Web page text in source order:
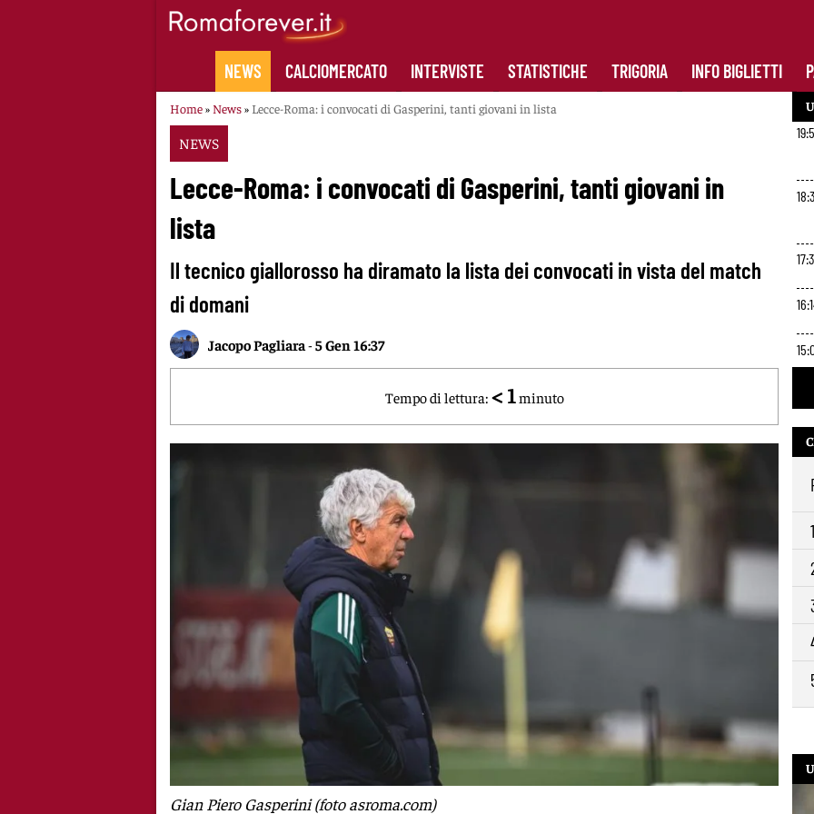
NEWS CALCIOMERCATO INTERVISTE STATISTICHE TRIGORIA INFO BIGLIETTI
Home» News» Lecce-Roma: i convocati di Gasperini, tanti giovani in lista
NEWS
Lecce-Roma: i convocati di Gasperini, tanti giovani in
lista
Il tecnico giallorosso ha diramato la lista dei convocati in vista del match
di domani
Jacopo Pagliara -5 Gen 16:37
Tempo di lettura: < 1 minuto
Gian Piero Gasperini (foto asroma.com)
10:391